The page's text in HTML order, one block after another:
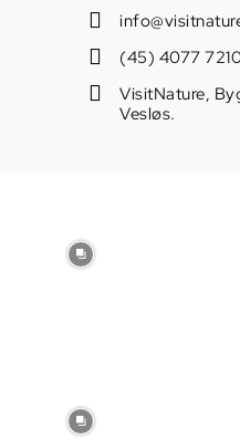
(45) 4077
VisitNature,
Vesløs.